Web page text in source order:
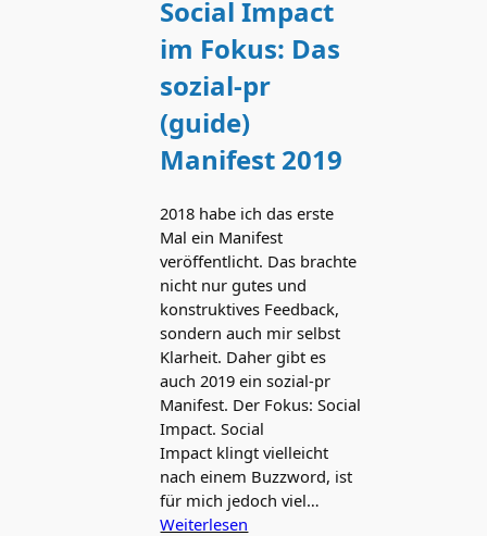
Social Impact
im Fokus: Das
sozial-pr
(guide)
Manifest 2019
2018 habe ich das erste
Mal ein Manifest
veröffentlicht. Das brachte
nicht nur gutes und
konstruktives Feedback,
sondern auch mir selbst
Klarheit. Daher gibt es
auch 2019 ein sozial-pr
Manifest. Der Fokus: Social
Impact. Social
Impact klingt vielleicht
nach einem Buzzword, ist
für mich jedoch viel…
Weiterlesen